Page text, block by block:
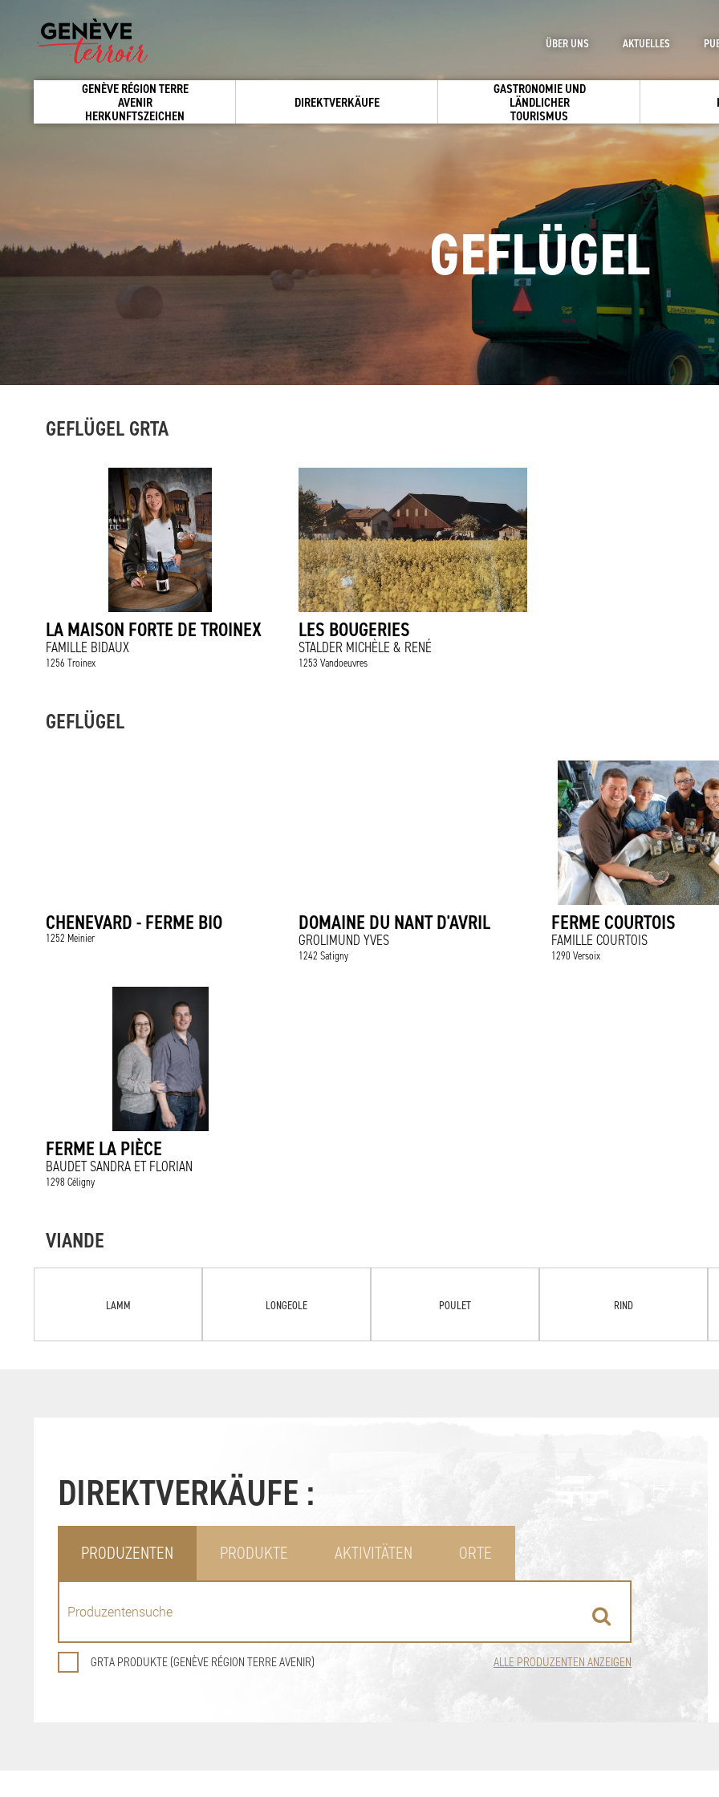
GENÈVE RÉGION TERRE
AVENIR
HERKUNFTSZEICHEN
DIREKTVERKÄUFE
GASTRONOMIE UND
LÄNDLICHER
TOURISMUS
ÜBER UNS AKTUELLES
GEFLÜGEL
GEFLÜGEL GRTA
LA MAISON FORTE DE TROINEX
FAMILLE BIDAUX
1256 Troinex
LES BOUGERIES
STALDER MICHÈLE & RENÉ
1253 Vandoeuvres
GEFLÜGEL
CHENEVARD - FERME BIO
1252 Meinier
DOMAINE DU NANT D'AVRIL
GROLIMUND YVES
1242 Satigny
FERME COURTOIS
FAMILLE COURTOIS
1290 Versoix
FERME LA PIÈCE
BAUDET SANDRA ET FLORIAN
1298 Céligny
VIANDE
LAMM LONGEOLE POULET RIND
DIREKTVERKÄUFE :
PRODUZENTEN PRODUKTE AKTIVITÄTEN ORTE
GRTA PRODUKTE (GENÈVE RÉGION TERRE AVENIR) ALLE PRODUZENTEN ANZEIGEN